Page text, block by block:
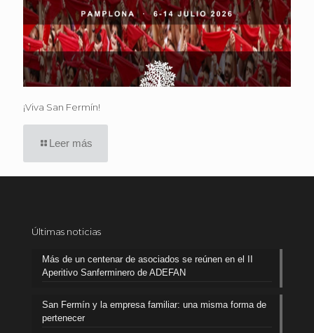
¡Viva San Fermín!
Leer más
Últimas noticias
Más de un centenar de asociados se reúnen en el II
Aperitivo Sanferminero de ADEFAN
San Fermín y la empresa familiar: una misma forma de
pertenecer